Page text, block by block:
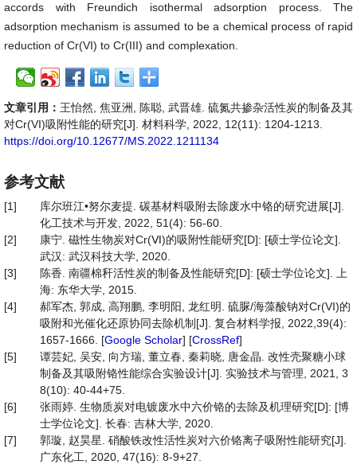
accords with Freundich isothermal adsorption process. The
adsorption mechanism is assumed to be a chemical process of rapid
reduction of Cr(VI) to Cr(III) and complexation.
文章引用： 王怡然, 焦亚洲, 陈聪, 武晋雄. 硫氮共掺杂活性炭的制备及其
对Cr(VI)吸附性能的研究[J]. 材料科学, 2022, 12(11): 1204-1213.
https://doi.org/10.12677/MS.2022.1211134
参考文献
[1]
库尔班江•努尔麦提. 碳基材料吸附去除废水中铬的研究进展[J].
化工技术与开发, 2022, 51(4): 56-60.
[2]
康宁. 磁性生物炭对Cr(Ⅵ)的吸附性能研究[D]: [硕士学位论文].
武汉: 武汉科技大学, 2020.
[3]
陈香. 南疆棉秆活性炭的制备及性能研究[D]: [硕士学位论文]. 上
海: 东华大学, 2015.
[4]
郝军杰, 郭成, 高翔鹏, 李明阳, 龙红明. 硫脲/海藻酸钠对Cr(VI)的
吸附和光催化还原协同去除机制[J]. 复合材料学报, 2022,39(4):
1657-1666. [Google Scholar] [CrossRef]
[5]
谭芸妃, 吴安, 向方瑞, 董立春, 秦莉晓, 唐金晶. 改性壳聚糖小球
制备及其吸附铬性能综合实验设计[J]. 实验技术与管理, 2021, 3
8(10): 40-44+75.
[6]
张雨婷. 生物质炭对电镀废水中六价铬的去除及机理研究[D]: [博
士学位论文]. 长春: 吉林大学, 2020.
[7]
郭璇, 赵昊星. 硝酸铁改性活性炭对六价铬离子吸附性能研究[J].
广东化工, 2020, 47(16): 8-9+27.